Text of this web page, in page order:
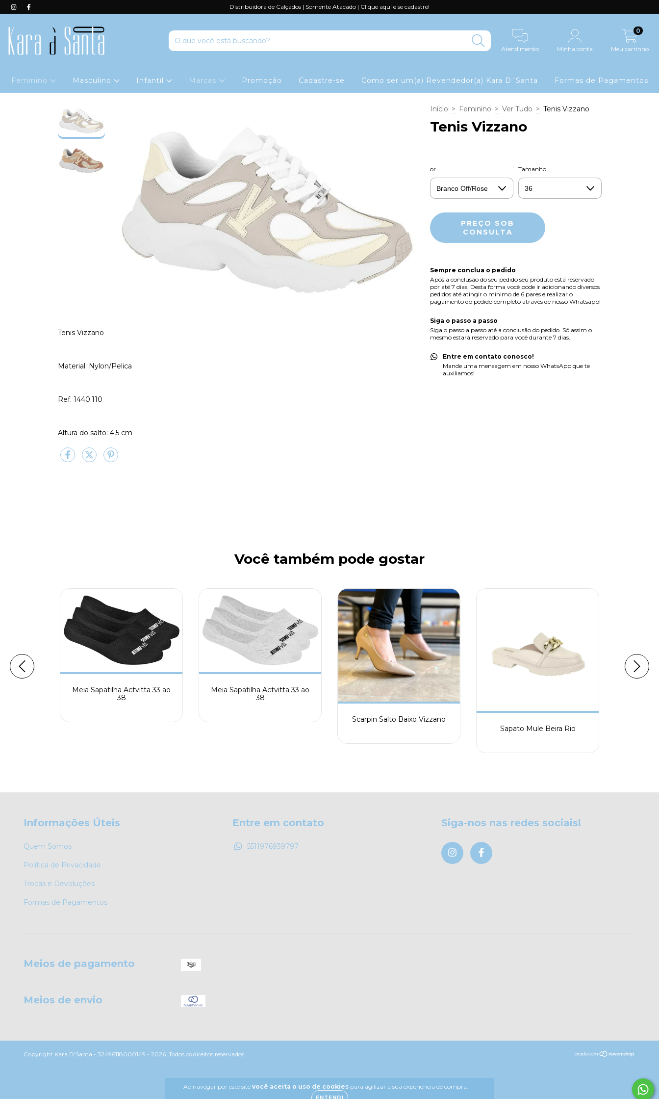
Distribuidora de Calçados | Somente Atacado | Clique aqui e se cadastre!
Atendimento Minha conta Meu carrinho
0
Feminino Masculino Infantil Marcas Promoção Cadastre-se Como ser um(a) Revendedor(a) Kara D´Santa Formas de Pagamentos
Ao navegar por este site você aceita o uso de cookiespara agilizar a sua experiência de compra.
Tenis Vizzano
Material: Nylon/Pelica
Ref. 1440.110
Altura do salto: 4,5 cm
Início > Feminino > Ver Tudo > Tenis Vizzano
Tenis Vizzano
or Tamanho
Sempre conclua o pedido
Após a conclusão do seu pedido seu produto está reservado
por até 7 dias. Desta forma você pode ir adicionando diversos
pedidos até atingir o mínimo de 6 pares e realizar o
pagamento do pedido completo através de nosso Whatsapp!
Siga o passo a passo
Siga o passo a passo até a conclusão do pedido. Só assim o
mesmo estará reservado para você durante 7 dias.
Entre em contato conosco!
Mande uma mensagem em nosso WhatsApp que te
auxiliamos!
Você também pode gostar
Meia Sapatilha Actvitta 33 ao
38
Meia Sapatilha Actvitta 33 ao
38
Scarpin Salto Baixo Vizzano
Sapato Mule Beira Rio
Informações Úteis
Quem Somos
Política de Privacidade
Trocas e Devoluções
Formas de Pagamentos
Entre em contato
5511976939797
Siga-nos nas redes sociais!
Meios de pagamento
Meios de envio
Copyright Kara D'Santa - 32496118000149 - 2026. Todos os direitos reservados.